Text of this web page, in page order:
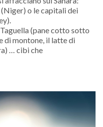
o le capitali dei
(pane cotto sotto
di montone, il latte di
… cibi che